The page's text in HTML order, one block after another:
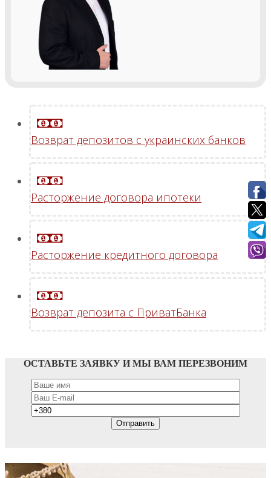
Возврат депозитов с украинских банков
Расторжение договора ипотеки
Расторжение кредитного договора
Возврат депозита с ПриватБанка
ОСТАВЬТЕ ЗАЯВКУ И МЫ ВАМ ПЕРЕЗВОНИМ